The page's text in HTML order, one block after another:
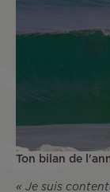
Ton bilan de
« Je suis